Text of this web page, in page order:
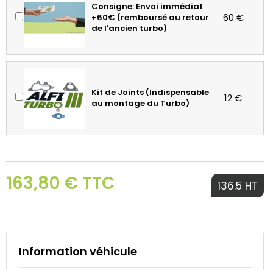
Consigne: Envoi immédiat
+60€ (remboursé au retour
de l'ancien turbo)
60 €
Kit de Joints (Indispensable
au montage du Turbo)
12 €
163,80 € TTC 136.5 HT
Information véhicule